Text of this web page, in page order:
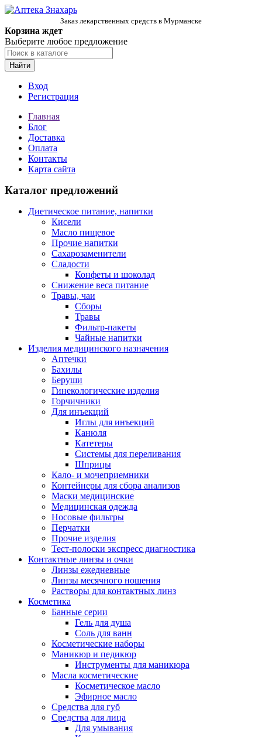
Заказ лекарственных средств в Мурманске
Корзина ждет
Выберите любое предложение
Найти
Вход
Регистрация
Главная
Блог
Доставка
Оплата
Контакты
Карта сайта
Каталог предложений
Диетическое питание, напитки
Кисели
Масло пищевое
Прочие напитки
Сахарозаменители
Сладости
Конфеты и шоколад
Снижение веса питание
Травы, чаи
Сборы
Травы
Фильтр-пакеты
Чайные напитки
Изделия медицинского назначения
Аптечки
Бахилы
Беруши
Гинекологические изделия
Горчичники
Для инъекций
Иглы для инъекций
Канюля
Катетеры
Системы для переливания
Шприцы
Кало- и мочеприемники
Контейнеры для сбора анализов
Маски медицинские
Медицинская одежда
Носовые фильтры
Перчатки
Прочие изделия
Тест-полоски экспресс диагностика
Контактные линзы и очки
Линзы ежедневные
Линзы месячного ношения
Растворы для контактных линз
Косметика
Банные серии
Гель для душа
Соль для ванн
Косметические наборы
Маникюр и педикюр
Инструменты для маникюра
Масла косметические
Косметическое масло
Эфирное масло
Средства для губ
Средства для лица
Для умывания